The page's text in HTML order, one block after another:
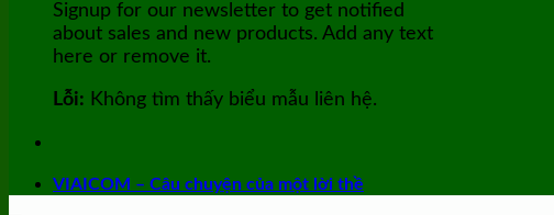
Signup for our newsletter to get notified
about sales and new products. Add any text
here or remove it.
Lỗi: Không tìm thấy biểu mẫu liên hệ.
VIAICOM – Câu chuyện của một lời thề